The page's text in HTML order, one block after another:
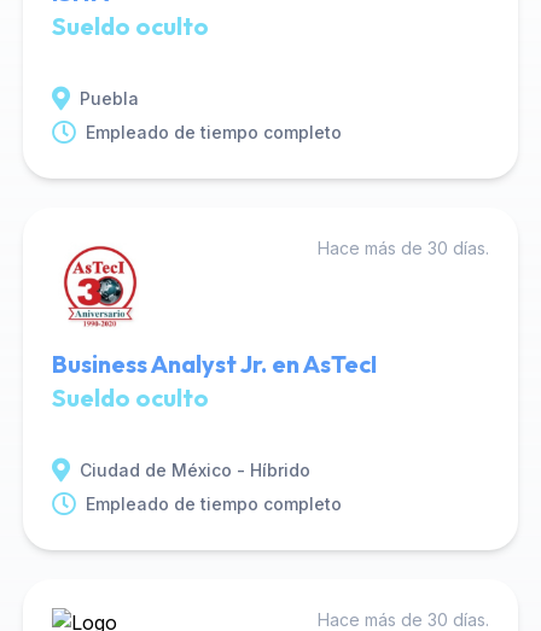
Sueldo oculto
Puebla
Empleado de tiempo completo
Hace más de 30 días.
Business Analyst Jr. en AsTecI
Sueldo oculto
Ciudad de México - Híbrido
Empleado de tiempo completo
Hace más de 30 días.